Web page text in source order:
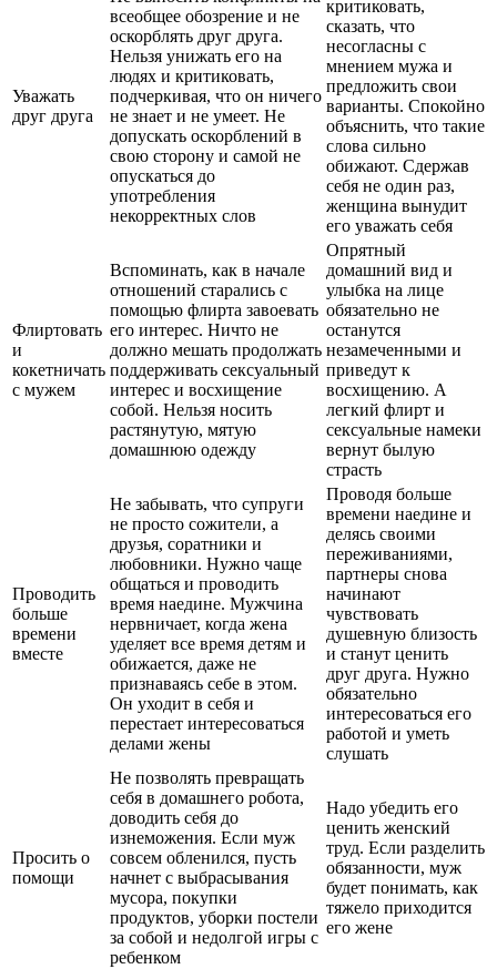
Уважать
друг друга
всеобщее обозрение и не
оскорблять друг друга.
Нельзя унижать его на
людях и критиковать,
подчеркивая, что он ничего
не знает и не умеет. Не
допускать оскорблений в
свою сторону и самой не
опускаться до
употребления
некорректных слов
критиковать,
сказать, что
несогласны с
мнением мужа и
предложить свои
варианты. Спокойно
объяснить, что такие
слова сильно
обижают. Сдержав
себя не один раз,
женщина вынудит
его уважать себя
Флиртовать
и
кокетничать
с мужем
Вспоминать, как в начале
отношений старались с
помощью флирта завоевать
его интерес. Ничто не
должно мешать продолжать
поддерживать сексуальный
интерес и восхищение
собой. Нельзя носить
растянутую, мятую
домашнюю одежду
Опрятный
домашний вид и
улыбка на лице
обязательно не
останутся
незамеченными и
приведут к
восхищению. А
легкий флирт и
сексуальные намеки
вернут былую
страсть
Проводить
больше
времени
вместе
Не забывать, что супруги
не просто сожители, а
друзья, соратники и
любовники. Нужно чаще
общаться и проводить
время наедине. Мужчина
нервничает, когда жена
уделяет все время детям и
обижается, даже не
признаваясь себе в этом.
Он уходит в себя и
перестает интересоваться
делами жены
Проводя больше
времени наедине и
делясь своими
переживаниями,
партнеры снова
начинают
чувствовать
душевную близость
и станут ценить
друг друга. Нужно
обязательно
интересоваться его
работой и уметь
слушать
Просить о
помощи
Не позволять превращать
себя в домашнего робота,
доводить себя до
изнеможения. Если муж
совсем обленился, пусть
начнет с выбрасывания
мусора, покупки
продуктов, уборки постели
за собой и недолгой игры с
ребенком
Надо убедить его
ценить женский
труд. Если разделить
обязанности, муж
будет понимать, как
тяжело приходится
его жене